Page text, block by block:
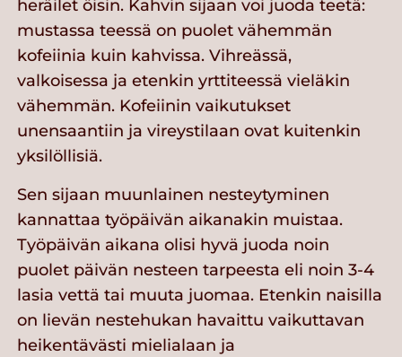
heräilet öisin. Kahvin sijaan voi juoda teetä:
mustassa teessä on puolet vähemmän
kofeiinia kuin kahvissa. Vihreässä,
valkoisessa ja etenkin yrttiteessä vieläkin
vähemmän. Kofeiinin vaikutukset
unensaantiin ja vireystilaan ovat kuitenkin
yksilöllisiä.
Sen sijaan muunlainen nesteytyminen
kannattaa työpäivän aikanakin muistaa.
Työpäivän aikana olisi hyvä juoda noin
puolet päivän nesteen tarpeesta eli noin 3-4
lasia vettä tai muuta juomaa. Etenkin naisilla
on lievän nestehukan havaittu vaikuttavan
heikentävästi mielialaan ja